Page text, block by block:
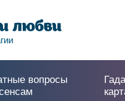
вопросы